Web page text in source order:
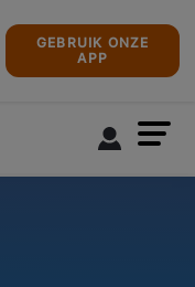
GEBRUIK ONZE
APP